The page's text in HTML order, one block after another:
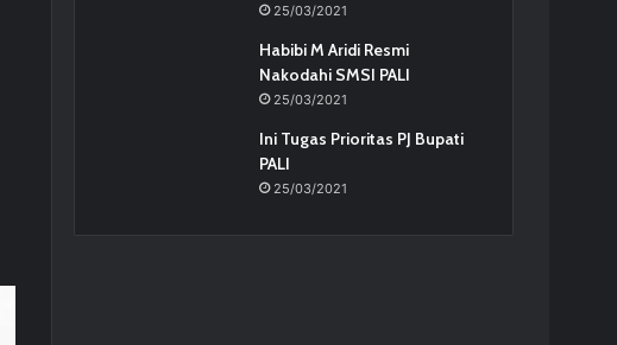
25/03/2021
Habibi M Aridi Resmi
Nakodahi SMSI PALI
25/03/2021
Ini Tugas Prioritas PJ Bupati
PALI
25/03/2021